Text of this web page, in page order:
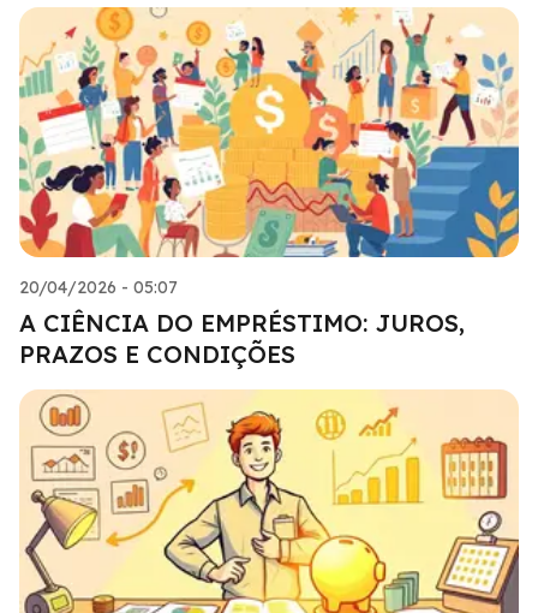
20/04/2026 - 05:07
A CIÊNCIA DO EMPRÉSTIMO: JUROS,
PRAZOS E CONDIÇÕES